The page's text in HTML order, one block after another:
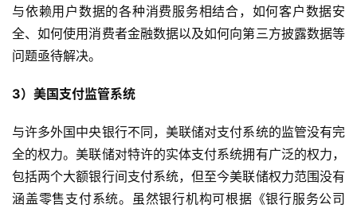
与依赖用户数据的各种消费服务相结合，如何客户数据安
全、如何使用消费者金融数据以及如何向第三方披露数据等
问题亟待解决。
3）美国支付监管系统
与许多外国中央银行不同，美联储对支付系统的监管没有完
全的权力。美联储对特许的实体支付系统拥有广泛的权力，
包括两个大额银行间支付系统，但至今美联储权力范围没有
涵盖零售支付系统。虽然银行机构可根据《银行服务公司